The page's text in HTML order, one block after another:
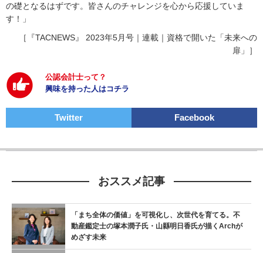
の礎となるはずです。皆さんのチャレンジを心から応援していま
す！」
［『TACNEWS』 2023年5月号｜連載｜資格で開いた「未来への
扉」］
公認会計士って？
興味を持った人はコチラ
Twitter Facebook
おススメ記事
「まち全体の価値」を可視化し、次世代を育てる。不
動産鑑定士の塚本潤子氏・山縣明日香氏が描くArchが
めざす未来